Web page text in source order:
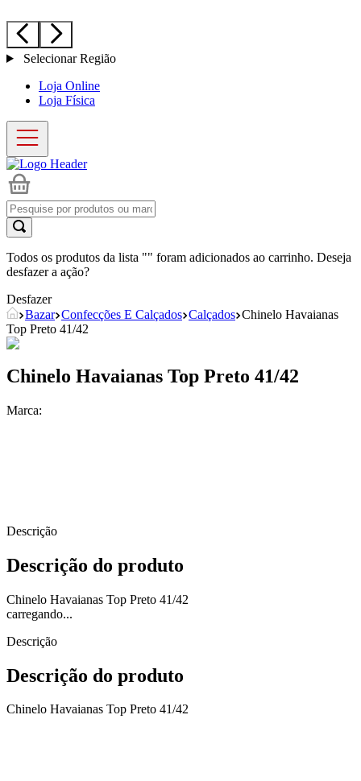
Selecionar Região
Loja Online
Loja Física
Todos os produtos da lista "" foram adicionados ao carrinho. Deseja
desfazer a ação?
Desfazer
Bazar Confecções E Calçados Calçados Chinelo Havaianas
Top Preto 41/42
Chinelo Havaianas Top Preto 41/42
Marca:
Descrição
Descrição do produto
Chinelo Havaianas Top Preto 41/42
carregando...
Descrição
Descrição do produto
Chinelo Havaianas Top Preto 41/42